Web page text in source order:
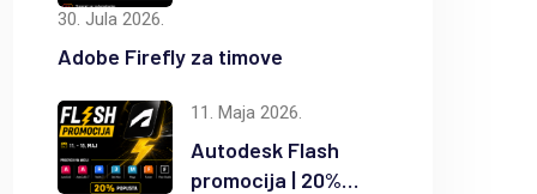
30. Jula 2026.
Adobe Firefly za timove
11. Maja 2026.
Autodesk Flash
promocija | 20%